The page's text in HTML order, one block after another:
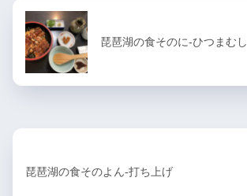
琵琶湖の食そのに-ひつまむし
琵琶湖の食そのよん-打ち上げ